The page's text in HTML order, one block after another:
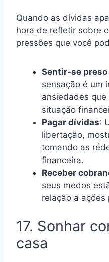
Quando as dívidas
hora de refletir sobre
pressões que você
Sentir-se
sensação é um
ansiedades
situação
Pagar dívidas:
libertação,
tomando as
financeira.
Receber
seus medos
relação a ações
17. Sonhar
casa